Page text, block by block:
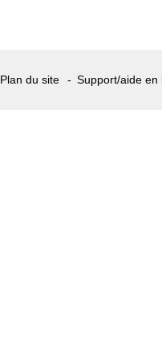
Plan du site Support/aide en